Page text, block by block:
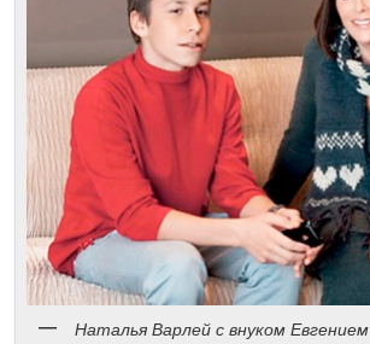
Наталья Варлей с внуком Евгением